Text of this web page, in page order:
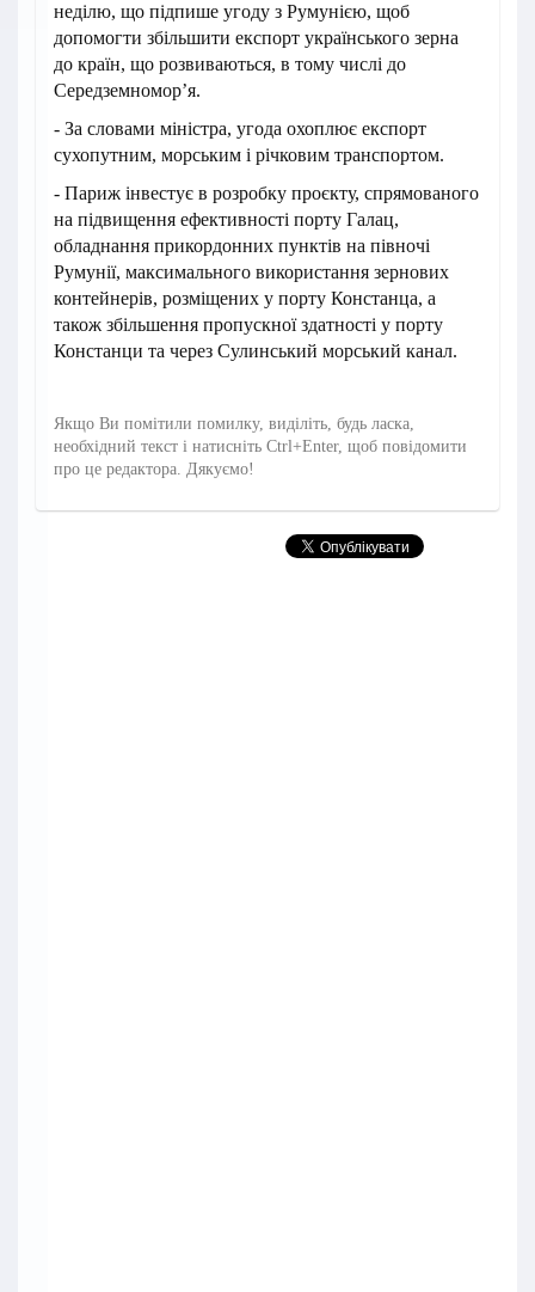
неділю, що підпише угоду з Румунією, щоб
допомогти збільшити експорт українського зерна
до країн, що розвиваються, в тому числі до
Середземномор’я.
- За словами міністра, угода охоплює експорт
сухопутним, морським і річковим транспортом.
- Париж інвестує в розробку проєкту, спрямованого
на підвищення ефективності порту Галац,
обладнання прикордонних пунктів на півночі
Румунії, максимального використання зернових
контейнерів, розміщених у порту Констанца, а
також збільшення пропускної здатності у порту
Констанци та через Сулинський морський канал.
Якщо Ви помітили помилку, виділіть, будь ласка,
необхідний текст і натисніть Ctrl+Enter, щоб повідомити
про це редактора. Дякуємо!